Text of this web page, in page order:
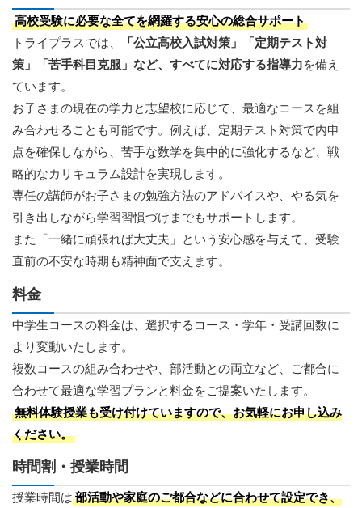
高校受験に必要な全てを網羅する安心の総合サポート
トライプラスでは、
「公立高校入試対策」「定期テスト対
策」「苦手科目克服」など、すべてに対応する指導力を備え
ています。
お子さまの現在の学力と志望校に応じて、最適なコースを組
み合わせることも可能です。例えば、定期テスト対策で内申
点を確保しながら、苦手な数学を集中的に強化するなど、戦
略的なカリキュラム設計を実現します。
専任の講師がお子さまの勉強方法のアドバイスや、やる気を
引き出しながら学習習慣づけまでもサポートします。
また「一緒に頑張れば大丈夫」という安心感を与えて、受験
直前の不安な時期も精神面で支えます。
料金
中学生コースの料金は、選択するコース・学年・受講回数に
より変動いたします。
複数コースの組み合わせや、部活動との両立など、ご都合に
合わせて最適な学習プランと料金をご提案いたします。
無料体験授業も受け付けていますので、お気軽にお申し込み
ください。
時間割・授業時間
授業時間は 部活動や家庭のご都合などに合わせて設定でき、